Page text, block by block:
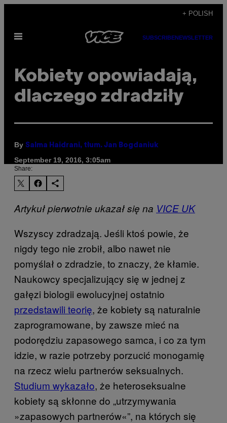
content
+ POLISH
Open
SUBSCRIBENEWSLETTER
Kobiety opowiadają,
dlaczego zdradziły
By Salma Haidrani, tłum. Jan Bogdaniuk
September 19, 2016, 3:05am
Share:
Artykuł pierwotnie ukazał się na VICE UK
Wszyscy zdradzają. Jeśli ktoś powie, że
nigdy tego nie zrobił, albo nawet nie
pomyślał o zdradzie, to znaczy, że kłamie.
Naukowcy specjalizujący się w jednej z
gałęzi biologii ewolucyjnej ostatnio
przedstawili teorię, że kobiety są naturalnie
zaprogramowane, by zawsze mieć na
podorędziu zapasowego samca, i co za tym
idzie, w razie potrzeby porzucić monogamię
na rzecz wielu partnerów seksualnych.
Studium wykazało, że heteroseksualne
kobiety są skłonne do „utrzymywania
»zapasowych partnerów«”, na których się